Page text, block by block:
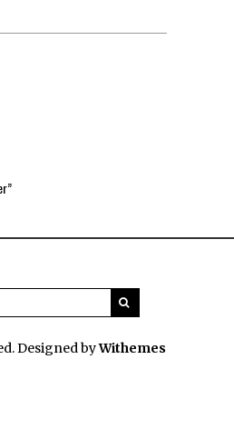
Designed byWithemes